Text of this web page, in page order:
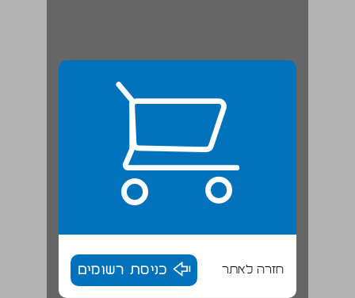
חזרה לאתר כניסת רשומים